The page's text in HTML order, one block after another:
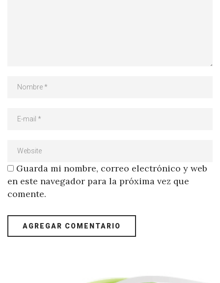
Guarda mi nombre, correo electrónico y web
en este navegador para la próxima vez que
comente.